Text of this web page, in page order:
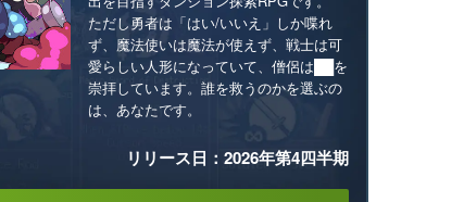
ただし勇者は「はい/いいえ」しか喋れ
ず、魔法使いは魔法が使えず、戦士は可
愛らしい人形になっていて、僧侶は██を
崇拝しています。誰を救うのかを選ぶの
は、あなたです。
リリース日：2026年第4四半期